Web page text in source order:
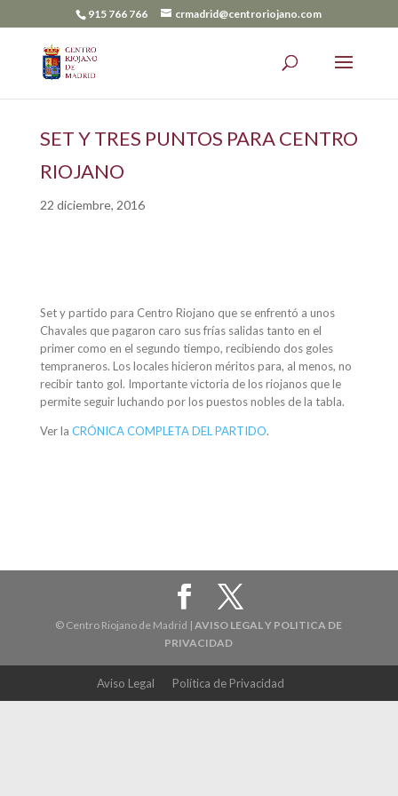
915 766 766 crmadrid@centroriojano.com
SET Y TRES PUNTOS PARA CENTRO
RIOJANO
22 diciembre, 2016
Set y partido para Centro Riojano que se enfrentó a unos
Chavales que pagaron caro sus frías salidas tanto en el
primer como en el segundo tiempo, recibiendo dos goles
tempraneros. Los locales hicieron méritos para, al menos, no
recibir tanto gol. Importante victoria de los riojanos que le
permite seguir luchando por los puestos nobles de la tabla.
Ver la CRÓNICA COMPLETA DEL PARTIDO.
© Centro Riojano de Madrid |AVISO LEGAL Y POLITICA DE
PRIVACIDAD
Aviso Legal Política de Privacidad